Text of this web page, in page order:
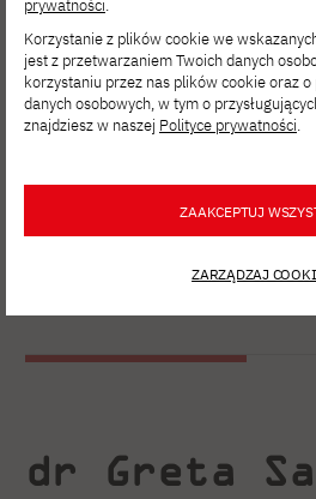
dr Greta
prywatności.
Korzystanie z plików cookie we
jest z przetwarzaniem Twoich danych
korzystaniu przez nas plików cookie oraz
danych osobowych, w tym o
znajdziesz w naszej Polityce prywatności.
ZAAKCEPTUJ
ZARZĄDZAJ